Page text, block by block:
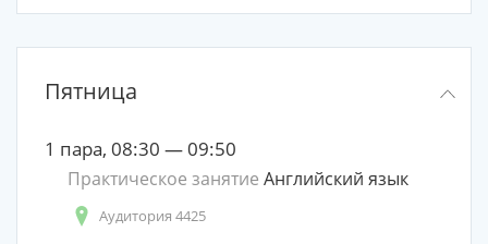
Пятница
1 пара, 08:30 — 09:50
Практическое занятие Английский язык
Аудитория 4425